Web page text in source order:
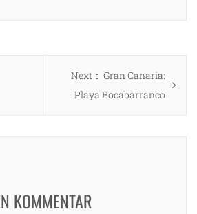
Next
Next
post:
Gran Canaria:
Playa Bocabarranco
KOMMENTAR